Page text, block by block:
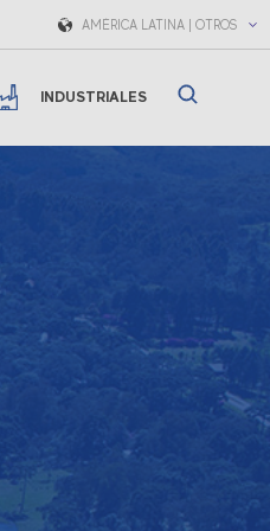
AMÉRICA LATINA | OTROS
INDUSTRIALES